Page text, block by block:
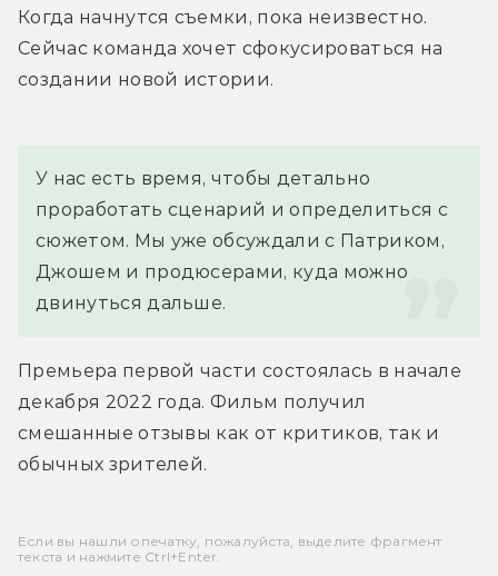
Когда начнутся съемки, пока неизвестно.
Сейчас команда хочет сфокусироваться на
создании новой истории.
У нас есть время, чтобы детально
проработать сценарий и определиться с
сюжетом. Мы уже обсуждали с Патриком,
Джошем и продюсерами, куда можно
двинуться дальше.
Премьера первой части состоялась в начале
декабря 2022 года. Фильм получил
смешанные отзывы как от критиков, так и
обычных зрителей.
Если вы нашли опечатку, пожалуйста, выделите фрагмент
текста и нажмите Ctrl+Enter.